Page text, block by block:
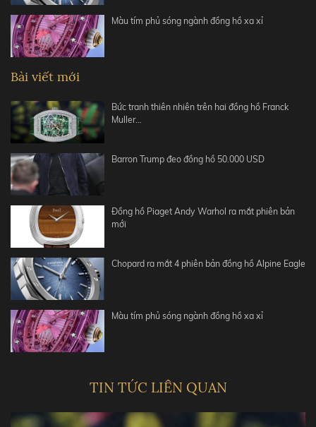
Màu tím phủ sóng ngành đồng hồ xa xỉ
Bài viết mới
Bức tranh thiên nhiên trên hai đồng hồ Franck
Muller…
Barron Trump đeo đồng hồ 50.000 USD
Đồng hồ Piaget Andy Warhol ra mắt phiên bản
mới
Chopard ra mắt 4 phiên bản đồng hồ Alpine Eagle
Màu tím phủ sóng ngành đồng hồ xa xỉ
TIN TỨC LIÊN QUAN